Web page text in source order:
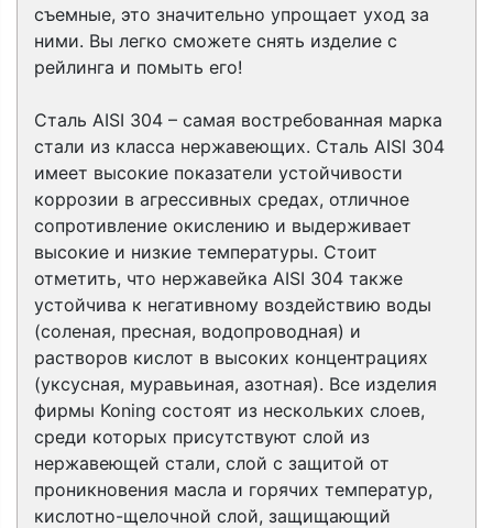
съемные, это значительно упрощает уход за
ними. Вы легко сможете снять изделие с
рейлинга и помыть его!
Сталь AISI 304 – самая востребованная марка
стали из класса нержавеющих. Сталь AISI 304
имеет высокие показатели устойчивости
коррозии в агрессивных средах, отличное
сопротивление окислению и выдерживает
высокие и низкие температуры. Стоит
отметить, что нержавейка AISI 304 также
устойчива к негативному воздействию воды
(соленая, пресная, водопроводная) и
растворов кислот в высоких концентрациях
(уксусная, муравьиная, азотная). Все изделия
фирмы Koning состоят из нескольких слоев,
среди которых присутствуют слой из
нержавеющей стали, слой с защитой от
проникновения масла и горячих температур,
кислотно-щелочной слой, защищающий